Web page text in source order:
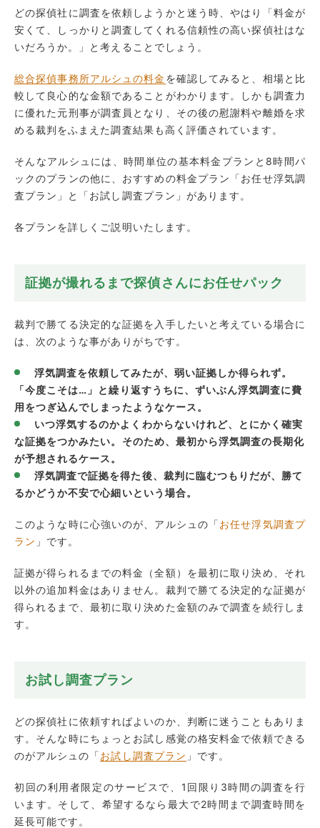
どの探偵社に調査を依頼しようかと迷う時、やはり「料金が
安くて、しっかりと調査してくれる信頼性の高い探偵社はな
いだろうか。」と考えることでしょう。
総合探偵事務所アルシュの料金 を確認してみると、相場と比
較して良心的な金額であることがわかります。しかも調査力
に優れた元刑事が調査員となり、その後の慰謝料や離婚を求
める裁判をふまえた調査結果も高く評価されています。
そんなアルシュには、時間単位の基本料金プランと8時間パ
ックのプランの他に、おすすめの料金プラン「お任せ浮気調
査プラン」と「お試し調査プラン」があります。
各プランを詳しくご説明いたします。
証拠が撮れるまで探偵さんにお任せパック
裁判で勝てる決定的な証拠を入手したいと考えている場合に
は、次のような事がありがちです。
浮気調査を依頼してみたが、弱い証拠しか得られず。
「今度こそは…」と繰り返すうちに、ずいぶん浮気調査に費
用をつぎ込んでしまったようなケース。
いつ浮気するのかよくわからないけれど、とにかく確実
な証拠をつかみたい。そのため、最初から浮気調査の長期化
が予想されるケース。
浮気調査で証拠を得た後、裁判に臨むつもりだが、勝て
るかどうか不安で心細いという場合。
このような時に心強いのが、アルシュの「お任せ浮気調査プ
ラン 」です。
証拠が得られるまでの料金（全額）を最初に取り決め、それ
以外の追加料金はありません。裁判で勝てる決定的な証拠が
得られるまで、最初に取り決めた金額のみで調査を続行しま
す。
お試し調査プラン
どの探偵社に依頼すればよいのか、判断に迷うこともありま
す。そんな時にちょっとお試し感覚の格安料金で依頼できる
のがアルシュの「お試し調査プラン 」です。
初回の利用者限定のサービスで、1回限り3時間の調査を行
います。そして、希望するなら最大で2時間まで調査時間を
延長可能です。